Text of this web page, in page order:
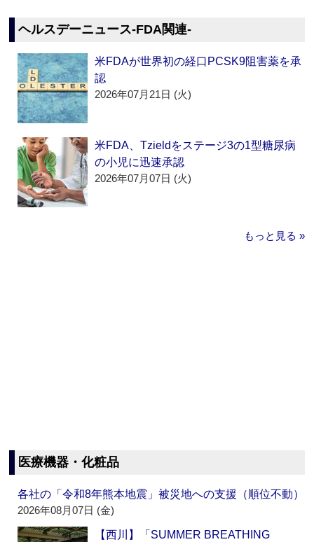
ヘルスデーニュース‐FDA関連‐
米FDAが世界初の経口PCSK9阻害薬を承
認
2026年07月21日 (火)
米FDA、Tzieldをステージ3の1型糖尿病
の小児に迅速承認
2026年07月07日 (火)
もっと見る »
医療機器・化粧品
各社の「令和8年熊本地震」被災地への支援（順位不動）
2026年08月07日 (金)
【西川】「SUMMER BREATHING